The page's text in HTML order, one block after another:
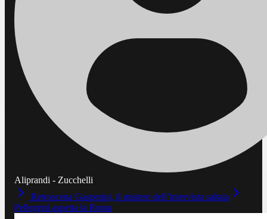
Aliprandi - Zucchelli
Retroscena Gasperini, il mistero dell’intervista saltata
Pellegrini aspetta la Roma